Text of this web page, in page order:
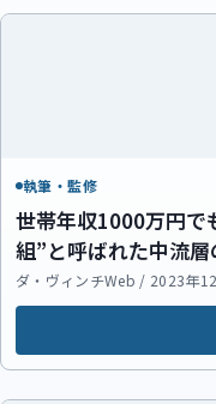
執筆・監修
世帯年収1000万円で
組”と呼ばれた中流
ダ・ヴィンチWeb / 2023年